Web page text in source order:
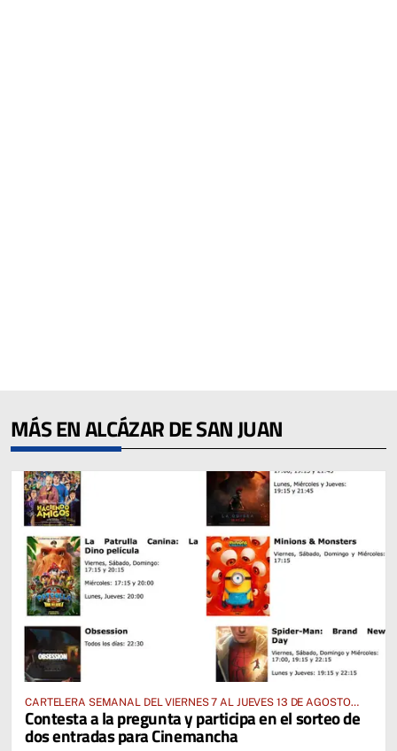
MÁS EN ALCÁZAR DE SAN JUAN
CARTELERA SEMANAL DEL VIERNES 7 AL JUEVES 13 DE AGOSTO
2026
Contesta a la pregunta y participa en el sorteo de
dos entradas para Cinemancha